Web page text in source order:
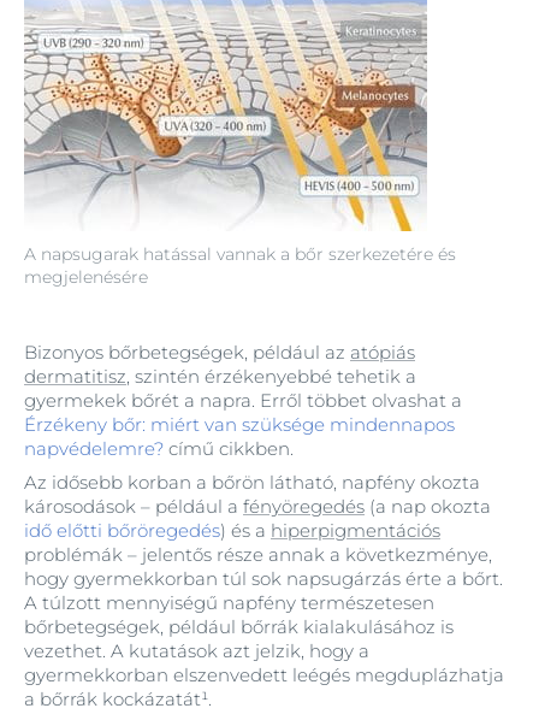
A napsugarak hatással vannak a bőr szerkezetére és
megjelenésére
Bizonyos bőrbetegségek, például az atópiás
dermatitisz, szintén érzékenyebbé tehetik a
gyermekek bőrét a napra. Erről többet olvashat a
Érzékeny bőr: miért van szüksége mindennapos
napvédelemre? című cikkben.
Az idősebb korban a bőrön látható, napfény okozta
károsodások – például a fényöregedés (a nap okozta
idő előtti bőröregedés) és a hiperpigmentációs
problémák – jelentős része annak a következménye,
hogy gyermekkorban túl sok napsugárzás érte a bőrt.
A túlzott mennyiségű napfény természetesen
bőrbetegségek, például bőrrák kialakulásához is
vezethet. A kutatások azt jelzik, hogy a
gyermekkorban elszenvedett leégés megduplázhatja
a bőrrák kockázatát¹.